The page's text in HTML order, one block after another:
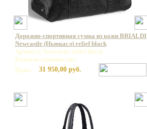
Дорожно-спортивная сумка из кожи BRIALDI
Newcastle (Ньюкасл) relief black
Артикул: Newcastle relief black
Базовая единица: шт
Цена:
31 950,00 руб.